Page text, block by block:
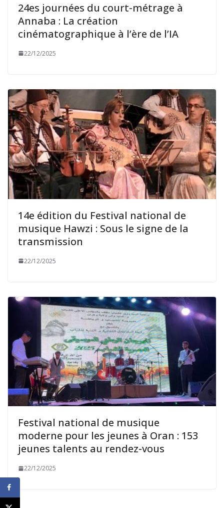
24es journées du court-métrage à
Annaba : La création
cinématographique à l’ère de l’IA
22/12/2025
14e édition du Festival national de
musique Hawzi : Sous le signe de la
transmission
22/12/2025
Festival national de musique
moderne pour les jeunes à Oran : 153
jeunes talents au rendez-vous
22/12/2025